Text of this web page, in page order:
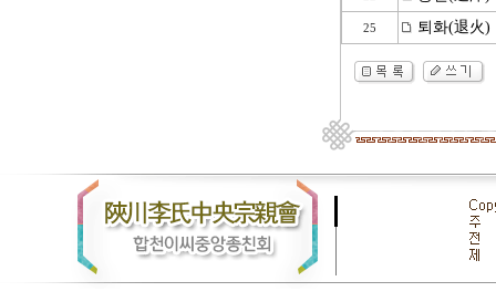
25 퇴화(退火)